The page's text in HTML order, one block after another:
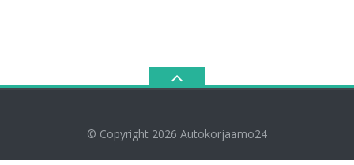
© Copyright 2026 Autokorjaamo24